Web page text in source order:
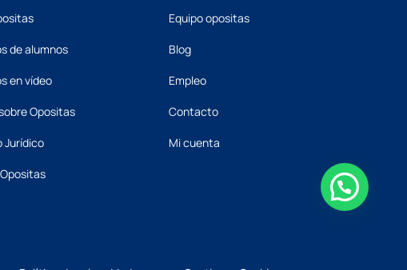
de alumnos
en vídeo
Opositas
Jurídico
Equipo opositas
Blog
Empleo
Contacto
Mi cuenta